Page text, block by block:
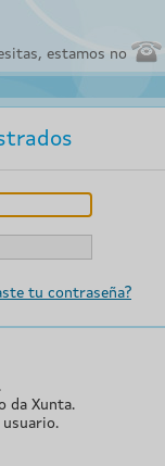
estamos no
tu contraseña?
da Xunta.